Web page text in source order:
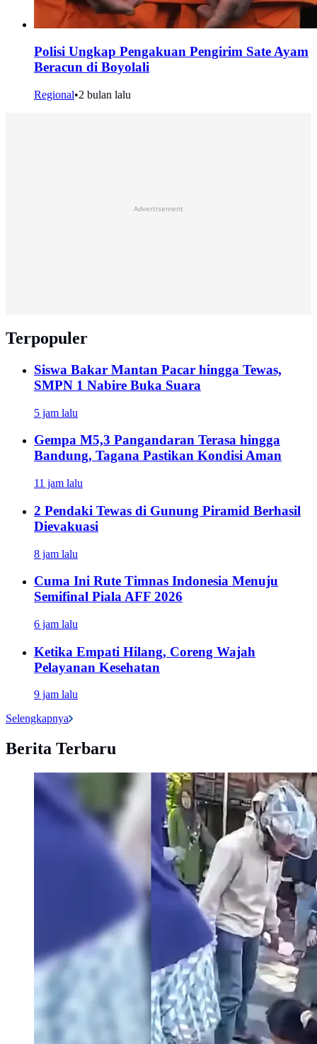
Polisi Ungkap Pengakuan Pengirim Sate Ayam
Beracun di Boyolali
Regional•2 bulan lalu
Advertisement
Terpopuler
Siswa Bakar Mantan Pacar hingga Tewas,
SMPN 1 Nabire Buka Suara
5 jam lalu
Gempa M5,3 Pangandaran Terasa hingga
Bandung, Tagana Pastikan Kondisi Aman
11 jam lalu
2 Pendaki Tewas di Gunung Piramid Berhasil
Dievakuasi
8 jam lalu
Cuma Ini Rute Timnas Indonesia Menuju
Semifinal Piala AFF 2026
6 jam lalu
Ketika Empati Hilang, Coreng Wajah
Pelayanan Kesehatan
9 jam lalu
Selengkapnya
Berita Terbaru